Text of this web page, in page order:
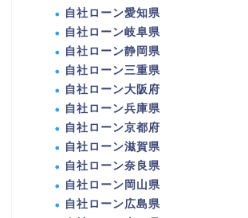
自社ローン愛知県
自社ローン岐阜県
自社ローン静岡県
自社ローン三重県
自社ローン大阪府
自社ローン兵庫県
自社ローン京都府
自社ローン滋賀県
自社ローン奈良県
自社ローン岡山県
自社ローン広島県